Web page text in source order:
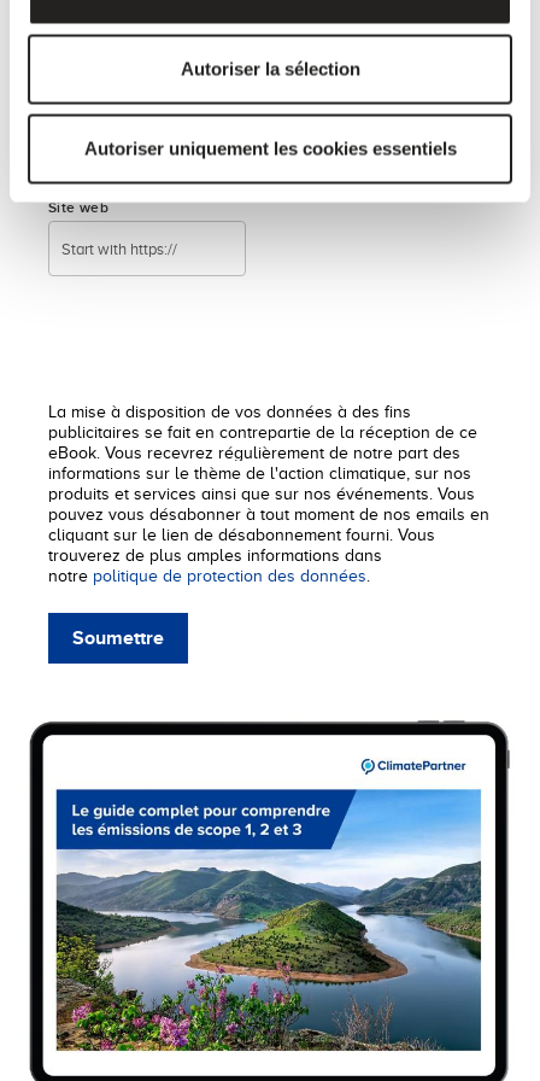
Autoriser la sélection
Autoriser uniquement les cookies essentiels
Site web
La mise à disposition de vos données à des fins
publicitaires se fait en contrepartie de la réception de ce
eBook. Vous recevrez régulièrement de notre part des
informations sur le thème de l'action climatique, sur nos
produits et services ainsi que sur nos événements. Vous
pouvez vous désabonner à tout moment de nos emails en
cliquant sur le lien de désabonnement fourni. Vous
trouverez de plus amples informations dans
notre politique de protection des données.
Soumettre